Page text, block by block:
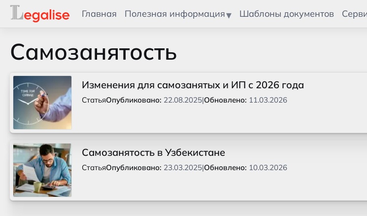
Главная Полезная информация Шаблоны документов
Самозанятость
Изменения для самозанятых и ИП с 2026 года
СтатьяОпубликовано: 22.08.2025|Обновлено: 11.03.2026
Самозанятость в Узбекистане
СтатьяОпубликовано: 23.03.2025|Обновлено: 10.03.2026